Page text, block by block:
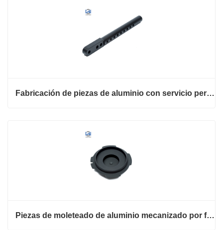
Fabricación de piezas de aluminio con servicio personalizado
Piezas de moleteado de aluminio mecanizado por fresado CNC